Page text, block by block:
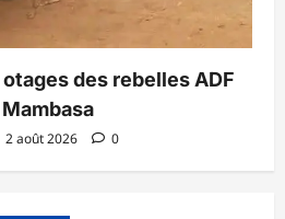
des rebelles ADF
2 août 2026 0